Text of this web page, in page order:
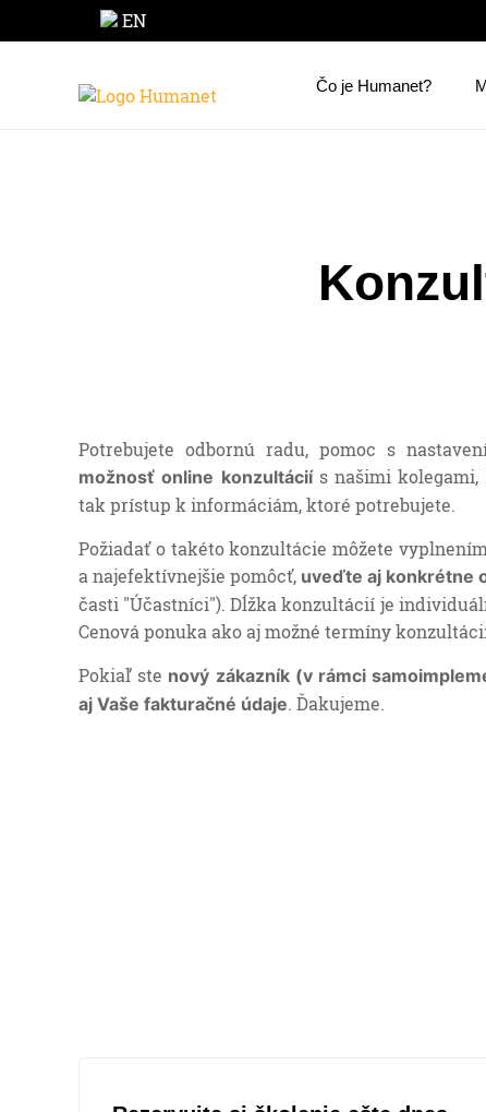
EN
Čo je Humanet?
Potrebujete odbornú radu, pomoc s
možnosť online konzultácií s našimi
tak prístup k informáciám, ktoré potrebujete.
Požiadať o takéto konzultácie môžete
a najefektívnejšie pomôcť, uveďte aj konkrétne
časti "Účastníci"). Dĺžka konzultácií je
Cenová ponuka ako aj možné termíny
Pokiaľ ste nový zákazník (v rámci
aj Vaše fakturačné údaje. Ďakujeme.